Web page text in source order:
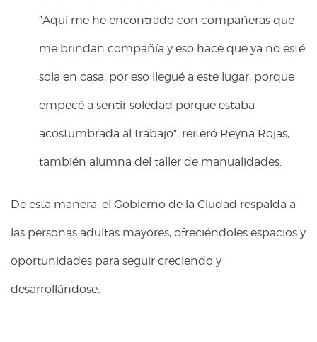
“Aquí me he encontrado con compañeras que
me brindan compañía y eso hace que ya no esté
sola en casa, por eso llegué a este lugar, porque
empecé a sentir soledad porque estaba
acostumbrada al trabajo”, reiteró Reyna Rojas,
también alumna del taller de manualidades.
De esta manera, el Gobierno de la Ciudad respalda a
las personas adultas mayores, ofreciéndoles espacios y
oportunidades para seguir creciendo y
desarrollándose.